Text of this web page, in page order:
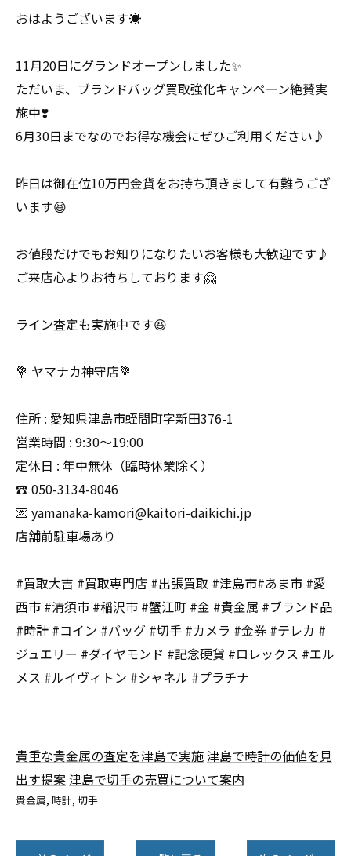
おはようございます☀
11月20日にグランドオープンしました✨
ただいま、ブランドバッグ買取強化キャンペーン絶賛実
施中❣️
6月30日までなのでお得な機会にぜひご利用ください♪
昨日は御在位10万円金貨をお持ち頂きまして有難うござ
います😆
お値段だけでもお知りになりたいお客様も大歓迎です♪
ご来店心よりお待ちしております🤗
ライン査定も実施中です😆
💐 ヤマナカ神守店💐
住所 : 愛知県津島市蛭間町字新田376-1
営業時間 : 9:30〜19:00
定休日 : 年中無休（臨時休業除く）
☎️ 050-3134-8046
💌 yamanaka-kamori@kaitori-daikichi.jp
店舗前駐車場あり
#買取大吉 #買取専門店 #出張買取 #津島市#あま市 #愛
西市 #清須市 #稲沢市 #蟹江町 #金 #貴金属 #ブランド品
#時計 #コイン #バッグ #切手 #カメラ #金券 #テレカ #
ジュエリー #ダイヤモンド #記念硬貨 #ロレックス #エル
メス #ルイヴィトン #シャネル #プラチナ
貴重な貴金属の査定を津島で実施 津島で時計の価値を見
出す提案 津島で切手の売買について案内
貴金属 時計 切手